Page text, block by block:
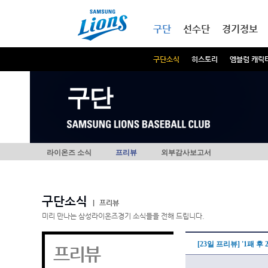
구단
구단소식 히스토리 엠블럼 캐릭
선수단 경기정보
구단
라이온즈 소식 프리뷰 외부감사보고서
구단소식
프리뷰
미리 만나는 삼성라이온즈경기 소식들을 전해 드립니다.
프리뷰 [23일 프리뷰] '1패 후